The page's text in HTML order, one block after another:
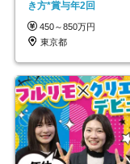
き方*賞与年2回
450～850万円
東京都